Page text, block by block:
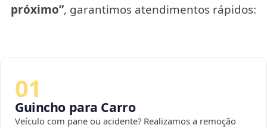
próximo”, garantimos atendimentos rápidos:
01
Guincho para Carro
Veículo com pane ou acidente? Realizamos a remoção